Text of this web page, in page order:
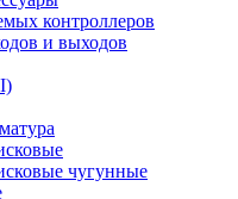
контроллеров
и выходов
чугунные